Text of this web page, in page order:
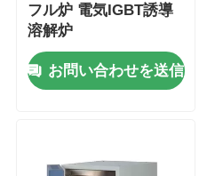
フル炉 電気IGBT誘導
溶解炉
お問い合わせを送信